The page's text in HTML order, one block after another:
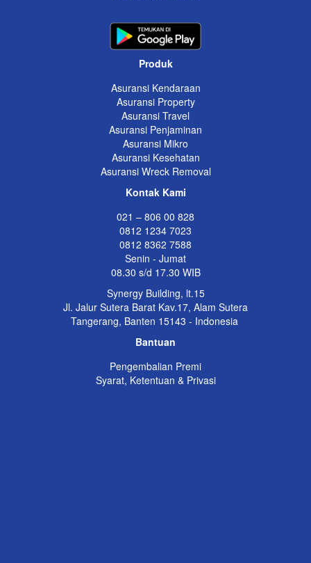
Produk
Asuransi Kendaraan
Asuransi Property
Asuransi Travel
Asuransi Penjaminan
Asuransi Mikro
Asuransi Kesehatan
Asuransi Wreck Removal
Kontak Kami
021 – 806 00 828
0812 1234 7023
0812 8362 7588
Senin - Jumat
08.30 s/d 17.30 WIB
Synergy Building, lt.15
Jl. Jalur Sutera Barat Kav.17, Alam Sutera
Tangerang, Banten 15143 - Indonesia
Bantuan
Pengembalian Premi
Syarat, Ketentuan & Privasi